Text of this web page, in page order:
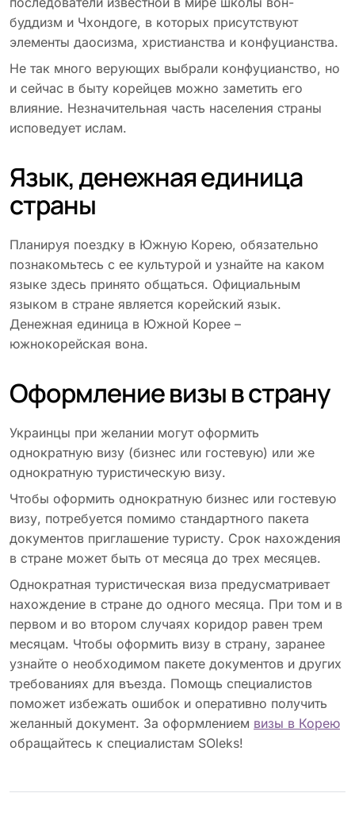
буддизм и Чхондоге, в которых присутствуют
элементы даосизма, христианства и конфуцианства.
Не так много верующих выбрали конфуцианство, но
и сейчас в быту корейцев можно заметить его
влияние. Незначительная часть населения страны
исповедует ислам.
Язык, денежная единица
страны
Планируя поездку в Южную Корею, обязательно
познакомьтесь с ее культурой и узнайте на каком
языке здесь принято общаться. Официальным
языком в стране является корейский язык.
Денежная единица в Южной Корее –
южнокорейская вона.
Оформление визы в страну
Украинцы при желании могут оформить
однократную визу (бизнес или гостевую) или же
однократную туристическую визу.
Чтобы оформить однократную бизнес или гостевую
визу, потребуется помимо стандартного пакета
документов приглашение туристу. Срок нахождения
в стране может быть от месяца до трех месяцев.
Однократная туристическая виза предусматривает
нахождение в стране до одного месяца. При том и в
первом и во втором случаях коридор равен трем
месяцам. Чтобы оформить визу в страну, заранее
узнайте о необходимом пакете документов и других
требованиях для въезда. Помощь специалистов
поможет избежать ошибок и оперативно получить
желанный документ. За оформлением визы в Корею
обращайтесь к специалистам SOleks!